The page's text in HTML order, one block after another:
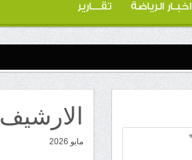
اخبـار الرياضة تقـــارير
الارشيف
مايو 2026